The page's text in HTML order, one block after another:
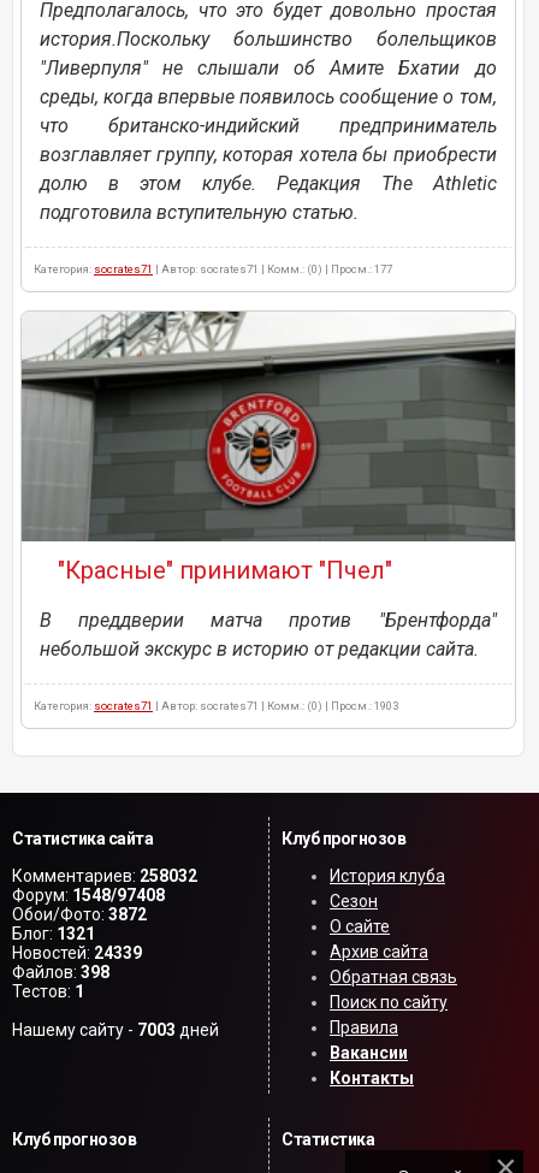
Предполагалось, что это будет довольно простая
история.Поскольку большинство болельщиков
"Ливерпуля" не слышали об Амите Бхатии до
среды, когда впервые появилось сообщение о том,
что британско-индийский предприниматель
возглавляет группу, которая хотела бы приобрести
долю в этом клубе. Редакция The Athletic
подготовила вступительную статью.
Категория: socrates71 | Автор: socrates71 | Комм.: (0) | Просм.: 177
"Красные" принимают "Пчел"
В преддверии матча против "Брентфорда"
небольшой экскурс в историю от редакции сайта.
Категория: socrates71 | Автор: socrates71 | Комм.: (0) | Просм.: 1903
Статистика сайта
Комментариев: 258032
Форум: 1548/97408
Обои/Фото: 3872
Блог: 1321
Новостей: 24339
Файлов: 398
Тестов: 1
Нашему сайту - 7003 дней
Клуб прогнозов
История клуба
Сезон
О сайте
Архив сайта
Обратная связь
Поиск по сайту
Правила
Вакансии
Контакты
Клуб прогнозов Статистика